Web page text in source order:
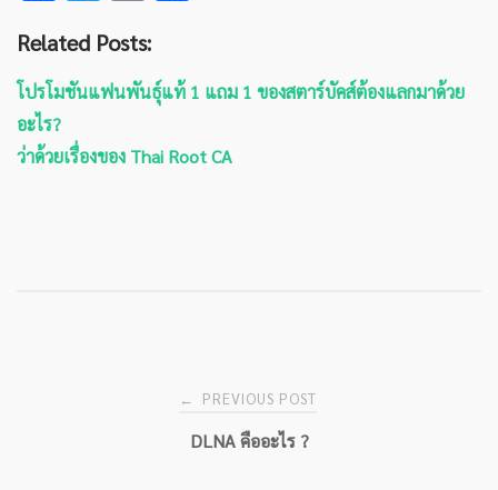
e
b
o
o
tt
er
ai
l e
Related Posts:
โปรโมชันแฟนพันธุ์แท้ 1 แถม 1 ของสตาร์บัคส์ต้องแลกมาด้วย
อะไร?
ว่าด้วยเรื่องของ Thai Root CA
← PREVIOUS POST
DLNA คืออะไร ?